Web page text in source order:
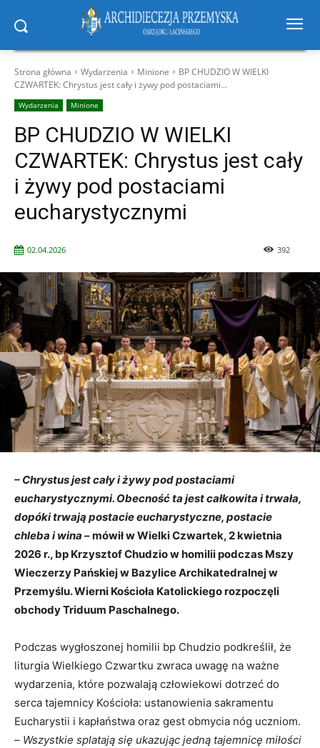
Strona główna Wydarzenia Minione
BP CHUDZIO W WIELKI
CZWARTEK: Chrystus jest cały i żywy pod postaciami...
Wydarzenia Minione
BP CHUDZIO W WIELKI
CZWARTEK: Chrystus jest cały
i żywy pod postaciami
eucharystycznymi
02.04.2026 392
– Chrystus jest cały i żywy pod postaciami
eucharystycznymi. Obecność ta jest całkowita i trwała,
dopóki trwają postacie eucharystyczne, postacie
chleba i wina – mówił w Wielki Czwartek, 2 kwietnia
2026 r., bp Krzysztof Chudzio w homilii podczas Mszy
Wieczerzy Pańskiej w Bazylice Archikatedralnej w
Przemyślu. Wierni Kościoła Katolickiego rozpoczęli
obchody Triduum Paschalnego.
Podczas wygłoszonej homilii bp Chudzio podkreślił, że
liturgia Wielkiego Czwartku zwraca uwagę na ważne
wydarzenia, które pozwalają człowiekowi dotrzeć do
serca tajemnicy Kościoła: ustanowienia sakramentu
Eucharystii i kapłaństwa oraz gest obmycia nóg uczniom.
– Wszystkie splatają się ukazując jedną tajemnicę miłości